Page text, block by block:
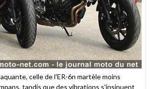
celle de l'ER-6n martèle moins
tandis que des vibrations s'insinuent